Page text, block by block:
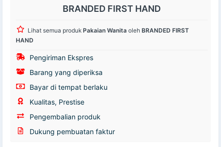
BRANDED FIRST HAND
Lihat semua produk Pakaian Wanita oleh BRANDED FIRST
HAND
Pengiriman Ekspres
Barang yang diperiksa
Bayar di tempat berlaku
Kualitas, Prestise
Pengembalian produk
Dukung pembuatan faktur